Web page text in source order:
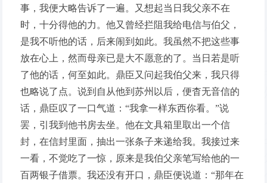
事，我便大略告诉了一遍。又想起当日我父亲不在
时，十分得他的力。他又曾经拦阻我给电信与伯父，
是我不听他的话，后来闹到如此。我虽然不把这些事
放在心上，然而母亲已是大不愿意的了。当日若是听
了他的话，何至如此。鼎臣又问起我伯父来，我只得
也略说了点。说到自从他到苏州以后，便杳无音信的
话，鼎臣叹了一口气道：“我拿一样东西你看。”说
罢，引我到他书房去坐。他在文具箱里取出一个信
封，在信封里面，抽出一张条子来递给我。我接过来
一看，不觉吃了一惊，原来是我伯父亲笔写给他的一
百两银子借票。我还没有开口，鼎臣便说道：“那年在